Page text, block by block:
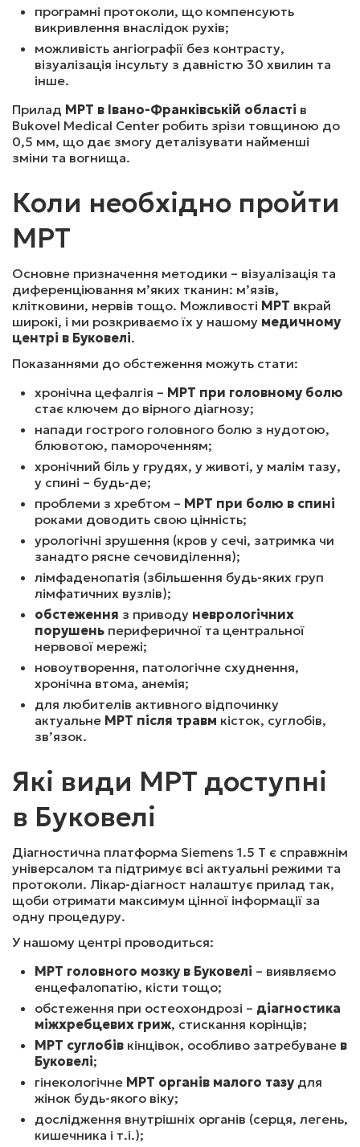
МРТ НАВКОЛОНОСОВИХ СИНУСІВ (З В/В КОНТРАСТ.)
3900₴ Записатись
МРТ ГОЛОВНОГО МОЗКУ (БЕЗ КОНТРАСТУ)
Записатись
МРТ ГОЛОВНОГО МОЗКУ (ДИТИНА ДО 10 Р)(БЕЗ
2400₴ Записатись
МРТ ГОЛОВНОГО МОЗКУ ПО ПРОГРАМІ «ЕПІЛЕПСІЯ» З
ВИКОНАННЯМ НАДТОНКИХ ЗРІЗІВ (БЕЗ КОНТРАСТУ)
МРТ ГОЛОВНОГО МОЗКУ (ДИТИНА ДО 10 Р) ПО
ПРОГРАМІ «ЕПІЛЕПСІЯ» З ВИКОНАННЯМ НАДТОНКИХ
ЗРІЗІВ (БЕЗ КОНТРАСТУ)
2700 Записатись
МРТ ГОЛОВНОГО МОЗКУ ПО ПРОГРАМІ
«ДІАГНОСТИКА РОЗСІЯНОГО СКЛЕРОЗУ»  (БЕЗ
КОНТРАСТУ)
МРТ ОРБІТ ТА ЗОРОВИХ НЕРВІВ (БЕЗ КОНТРАСТУ)
3000₴ Записатись
МРТ МОСТОМОЗОЧКОВОГО КУТА ТА ВНУТРІШНЬОГО
ВУХА (БЕЗ КОНТРАСТУ)
3000₴ Записатись
МРТ ГОЛОВНОГО МОЗКУ ТА МР-АНГІОГРАФІЯ
АРТЕРІЙ ТА ВЕН (БЕЗ КОНТРАСТУ)
3200₴
програмні протоколи, що компенсують
викривлення внаслідок рухів;
можливість ангіографії без контрасту,
візуалізація інсульту з давністю 30 хвилин та
інше.
Прилад МРТ в Івано-Франківській області в
Bukovel Medical Center робить зрізи товщиною до
0,5 мм, що дає змогу деталізувати найменші
зміни та вогнища.
Коли необхідно пройти
МРТ
Основне призначення методики – візуалізація та
диференціювання м’яких тканин: м’язів,
клітковини, нервів тощо. Можливості МРТ вкрай
широкі, і ми розкриваємо їх у нашому медичному
центрі в Буковелі.
Показаннями до обстеження можуть стати:
хронічна цефалгія – МРТ при головному болю
стає ключем до вірного діагнозу;
напади гострого головного болю з нудотою,
блювотою, памороченням;
хронічний біль у грудях, у животі, у малім тазу,
у спині – будь-де;
проблеми з хребтом – МРТ при болю в спині
роками доводить свою цінність;
урологічні зрушення (кров у сечі, затримка чи
занадто рясне сечовиділення);
лімфаденопатія (збільшення будь-яких груп
лімфатичних вузлів);
обстеження з приводу неврологічних
порушень периферичної та центральної
нервової мережі;
новоутворення, патологічне схуднення,
хронічна втома, анемія;
для любителів активного відпочинку
актуальне МРТ після травм кісток, суглобів,
зв’язок.
Які види МРТ доступні
в Буковелі
Діагностична платформа Siemens 1.5 Т є справжнім
універсалом та підтримує всі актуальні режими та
протоколи. Лікар-діагност налаштує прилад так,
щоби отримати максимум цінної інформації за
одну процедуру.
У нашому центрі проводиться:
МРТ головного мозку в Буковелі – виявляємо
енцефалопатію, кісти тощо;
обстеження при остеохондрозі – діагностика
міжхребцевих гриж, стискання корінців;
МРТ суглобів кінцівок, особливо затребуване в
Буковелі;
гінекологічне МРТ органів малого тазу для
жінок будь-якого віку;
дослідження внутрішніх органів (серця, легень,
кишечника і т.і.);